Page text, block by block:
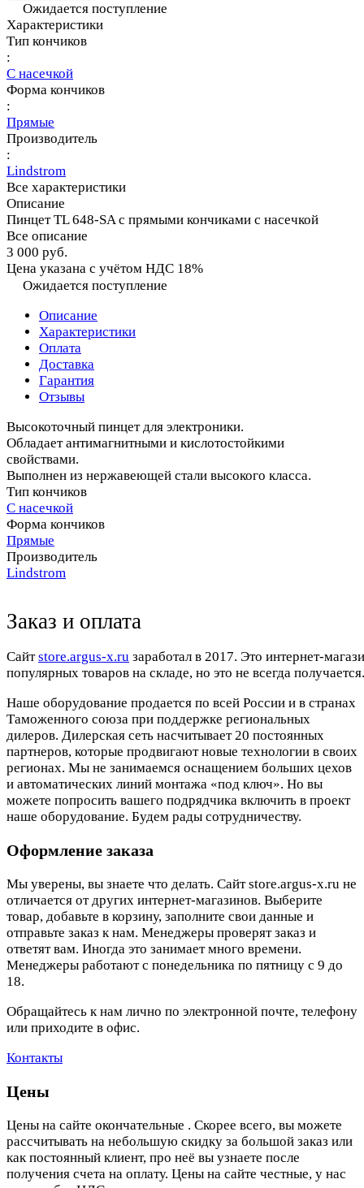
Ожидается поступление
Характеристики
Тип кончиков
:
С насечкой
Форма кончиков
:
Прямые
Производитель
:
Lindstrom
Все характеристики
Описание
Пинцет TL 648-SA с прямыми кончиками с насечкой
Все описание
3 000 руб.
Цена указана с учётом НДС 18%
Ожидается поступление
Описание
Характеристики
Оплата
Доставка
Гарантия
Отзывы
Высокоточный пинцет для электроники.
Обладает антимагнитными и кислотостойкими
свойствами.
Выполнен из нержавеющей стали высокого класса.
Тип кончиков
С насечкой
Форма кончиков
Прямые
Производитель
Lindstrom
Заказ и оплата
Cайтstore.argus-x.ru заработал в 2017. Это интернет-
популярных товаров на складе, но это не всегда
Наше оборудование продается по всей России и в странах
Таможенного союза при поддержке региональных
дилеров. Дилерская сеть насчитывает 20 постоянных
партнеров, которые продвигают новые технологии в своих
регионах. Мы не занимаемся оснащением больших цехов
и автоматических линий монтажа «под ключ». Но вы
можете попросить вашего подрядчика включить в проект
наше оборудование. Будем рады сотрудничеству.
Оформление заказа
Мы уверены, вы знаете что делать. Сайт store.argus-x.ru не
отличается от других интернет-магазинов. Выберите
товар, добавьте в корзину, заполните свои данные и
отправьте заказ к нам. Менеджеры проверят заказ и
ответят вам. Иногда это занимает много времени.
Менеджеры работают с понедельника по пятницу с 9 до
18.
Обращайтесь к нам лично по электронной почте, телефону
или приходите в офис.
Контакты
Цены
Цены на сайте окончательные . Скорее всего, вы можете
рассчитывать на небольшую скидку за большой заказ или
как постоянный клиент, про неё вы узнаете после
получения счета на оплату. Цены на сайте честные, у нас